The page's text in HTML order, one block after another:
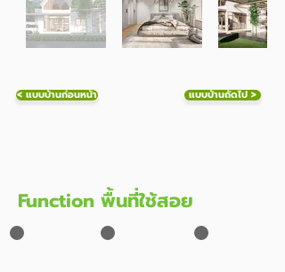
< แบบบ้านก่อนหน้า แบบบ้านถัดไป >
Function พื้นที่ใช้สอย